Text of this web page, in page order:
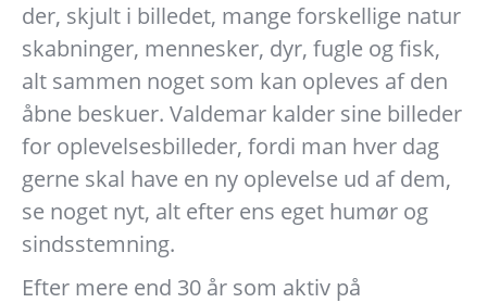
der, skjult i billedet, mange forskellige natur
skabninger, mennesker, dyr, fugle og fisk,
alt sammen noget som kan opleves af den
åbne beskuer. Valdemar kalder sine billeder
for oplevelsesbilleder, fordi man hver dag
gerne skal have en ny oplevelse ud af dem,
se noget nyt, alt efter ens eget humør og
sindsstemning.
Efter mere end 30 år som aktiv på